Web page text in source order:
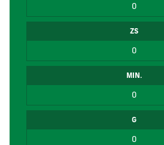
0
ZS
0
MIN.
0
G
0